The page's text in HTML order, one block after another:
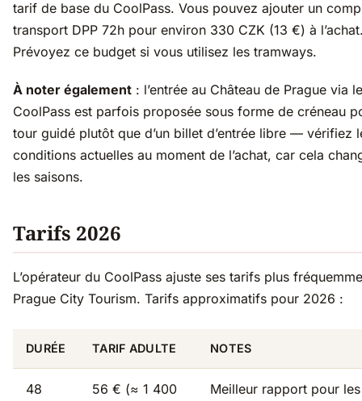
tarif de base du CoolPass. Vous pouvez ajouter un
transport DPP 72h pour environ 330 CZK (13 €) à
Prévoyez ce budget si vous utilisez les tramways.
À noter également : l’entrée au Château de Prague via le
CoolPass est parfois proposée sous forme de créneau
tour guidé plutôt que d’un billet d’entrée libre — vérifiez
conditions actuelles au moment de l’achat, car cela
les saisons.
Tarifs 2026
L’opérateur du CoolPass ajuste ses tarifs plus
Prague City Tourism. Tarifs approximatifs pour 2026 :
DURÉE TARIF ADULTE NOTES
48
56 € (≈ 1 400
Meilleur rapport pour